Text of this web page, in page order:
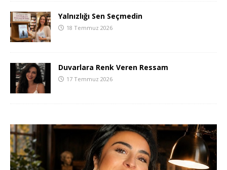
Yalnızlığı Sen Seçmedin
18 Temmuz 2026
Duvarlara Renk Veren Ressam
17 Temmuz 2026